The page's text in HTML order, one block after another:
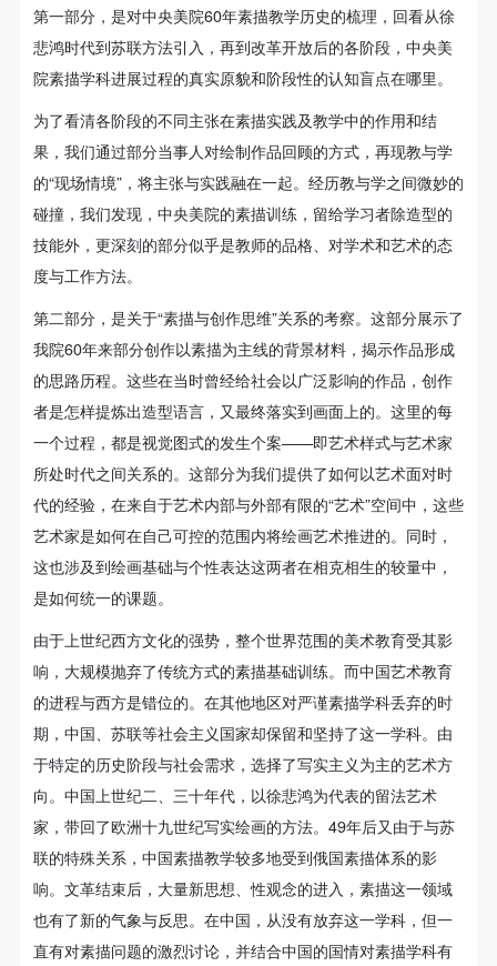
第一部分，是对中央美院60年素描教学历史的梳理，回看从徐
悲鸿时代到苏联方法引入，再到改革开放后的各阶段，中央美
院素描学科进展过程的真实原貌和阶段性的认知盲点在哪里。
为了看清各阶段的不同主张在素描实践及教学中的作用和结
果，我们通过部分当事人对绘制作品回顾的方式，再现教与学
的“现场情境”，将主张与实践融在一起。经历教与学之间微妙的
碰撞，我们发现，中央美院的素描训练，留给学习者除造型的
技能外，更深刻的部分似乎是教师的品格、对学术和艺术的态
度与工作方法。
第二部分，是关于“素描与创作思维”关系的考察。这部分展示了
我院60年来部分创作以素描为主线的背景材料，揭示作品形成
的思路历程。这些在当时曾经给社会以广泛影响的作品，创作
者是怎样提炼出造型语言，又最终落实到画面上的。这里的每
一个过程，都是视觉图式的发生个案——即艺术样式与艺术家
所处时代之间关系的。这部分为我们提供了如何以艺术面对时
代的经验，在来自于艺术内部与外部有限的“艺术”空间中，这些
艺术家是如何在自己可控的范围内将绘画艺术推进的。同时，
这也涉及到绘画基础与个性表达这两者在相克相生的较量中，
是如何统一的课题。
由于上世纪西方文化的强势，整个世界范围的美术教育受其影
响，大规模抛弃了传统方式的素描基础训练。而中国艺术教育
的进程与西方是错位的。在其他地区对严谨素描学科丢弃的时
期，中国、苏联等社会主义国家却保留和坚持了这一学科。由
于特定的历史阶段与社会需求，选择了写实主义为主的艺术方
向。中国上世纪二、三十年代，以徐悲鸿为代表的留法艺术
家，带回了欧洲十九世纪写实绘画的方法。49年后又由于与苏
联的特殊关系，中国素描教学较多地受到俄国素描体系的影
响。文革结束后，大量新思想、性观念的进入，素描这一领域
也有了新的气象与反思。在中国，从没有放弃这一学科，但一
直有对素描问题的激烈讨论，并结合中国的国情对素描学科有
快捷登录 帐号密码登录
手机号码
发送验证码
验证码
登录
可使用雅昌艺术网会员账户登录
附则
（1）、本协议未尽事宜，经双方友好协商后可作为
本协议的补充协议，并不得违反相关法律法规规定。
起生效。
（3）、本协议包括纸质档和电子档，纸质档—式二
份，甲乙双方各执一份，均具有同等法律效力。
活动参与者意味着接受并承担本协议的全部义务，未
同意者意味着放弃参加此次活动的权利。凡参加这次
活动前，必须事先与自己的家属沟通，取得家属同
意，同时知晓并同意本免责声明。参加者签名/勾选
后，视作其家属也已知晓并同意。
我已认真阅读上述条款，并且同意。
附则
（1）、本协议未尽事宜，经双方友好协商后可作为
本协议的补充协议，并不得违反相关法律法规规定。
起生效。
（3）、本协议包括纸质档和电子档，纸质档—式二
份，甲乙双方各执一份，均具有同等法律效力。
活动参与者意味着接受并承担本协议的全部义务，未
同意者意味着放弃参加此次活动的权利。凡参加这次
活动前，必须事先与自己的家属沟通，取得家属同
意，同时知晓并同意本免责声明。参加者签名/勾选
后，视作其家属也已知晓并同意。
我已认真阅读上述条款，并且同意。
附则
（1）、本协议未尽事宜，经双方友好协商后可作为
本协议的补充协议，并不得违反相关法律法规规定。
起生效。
（3）、本协议包括纸质档和电子档，纸质档—式二
份，甲乙双方各执一份，均具有同等法律效力。
活动参与者意味着接受并承担本协议的全部义务，未
同意者意味着放弃参加此次活动的权利。凡参加这次
活动前，必须事先与自己的家属沟通，取得家属同
意，同时知晓并同意本免责声明。参加者签名/勾选
后，视作其家属也已知晓并同意。
我已认真阅读上述条款，并且同意。